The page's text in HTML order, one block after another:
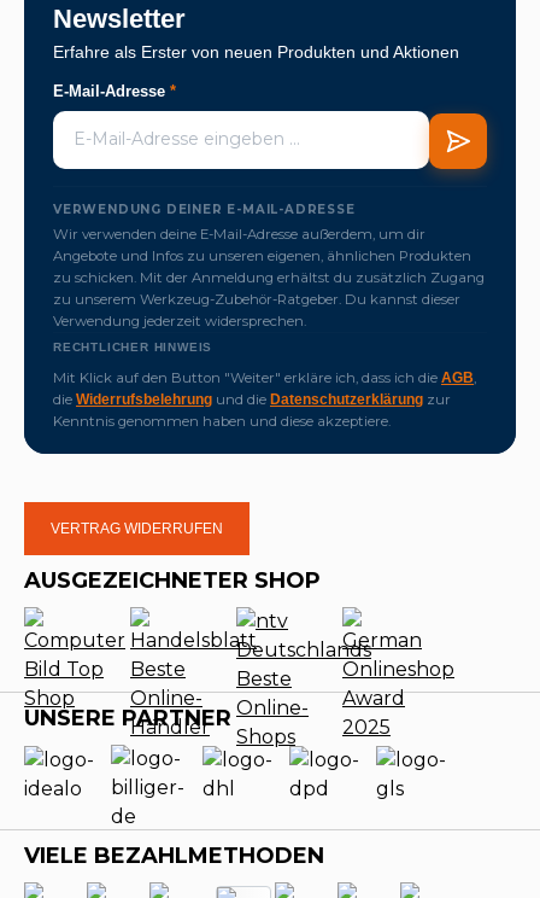
Newsletter
Erfahre als Erster von neuen Produkten und Aktionen
E-Mail-Adresse *
VERWENDUNG DEINER E-MAIL-ADRESSE
Wir verwenden deine E-Mail-Adresse außerdem, um dir
Angebote und Infos zu unseren eigenen, ähnlichen Produkten
zu schicken. Mit der Anmeldung erhältst du zusätzlich Zugang
zu unserem Werkzeug-Zubehör-Ratgeber. Du kannst dieser
Verwendung jederzeit widersprechen.
RECHTLICHER HINWEIS
Mit Klick auf den Button "Weiter" erkläre ich, dass ich die AGB
die Widerrufsbelehrung und die Datenschutzerklärung zur
Kenntnis genommen haben und diese akzeptiere.
VERTRAG WIDERRUFEN
AUSGEZEICHNETER SHOP
UNSERE PARTNER
VIELE BEZAHLMETHODEN